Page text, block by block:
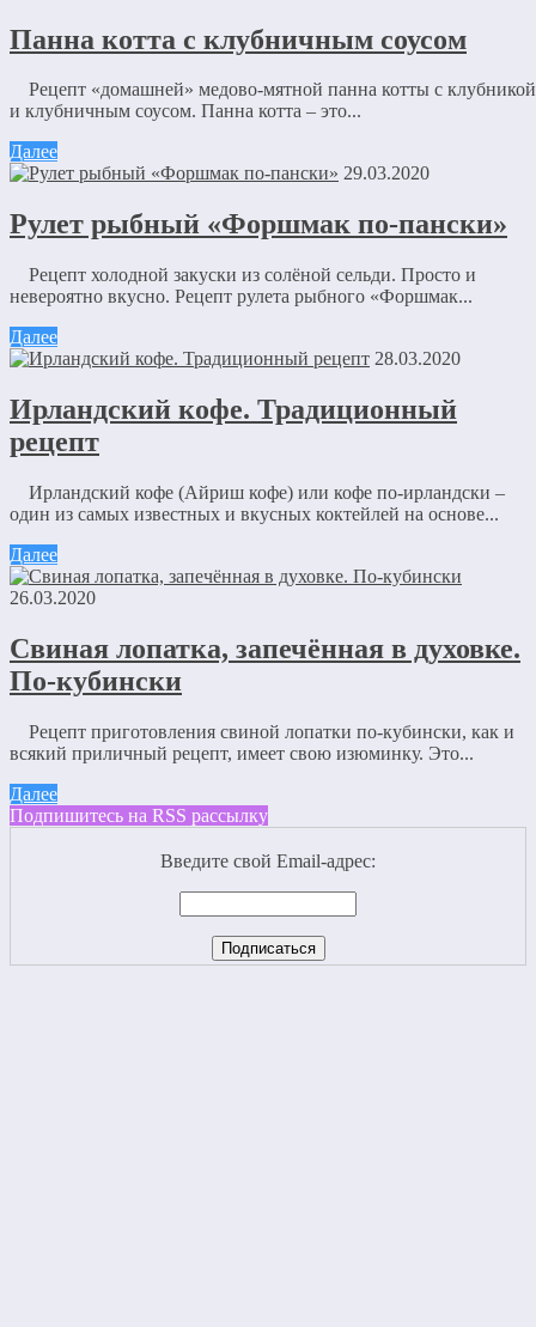
Панна котта с клубничным соусом
Рецепт «домашней» медово-мятной панна котты с клубникой
и клубничным соусом. Панна котта – это...
Далее
29.03.2020
Рулет рыбный «Форшмак по-пански»
Рецепт холодной закуски из солёной сельди. Просто и
невероятно вкусно. Рецепт рулета рыбного «Форшмак...
Далее
28.03.2020
Ирландский кофе. Традиционный
рецепт
Ирландский кофе (Айриш кофе) или кофе по-ирландски –
один из самых известных и вкусных коктейлей на основе...
Далее
26.03.2020
Свиная лопатка, запечённая в духовке.
По-кубински
Рецепт приготовления свиной лопатки по-кубински, как и
всякий приличный рецепт, имеет свою изюминку. Это...
Далее
Подпишитесь на RSS рассылку
Введите свой Email-адрес: